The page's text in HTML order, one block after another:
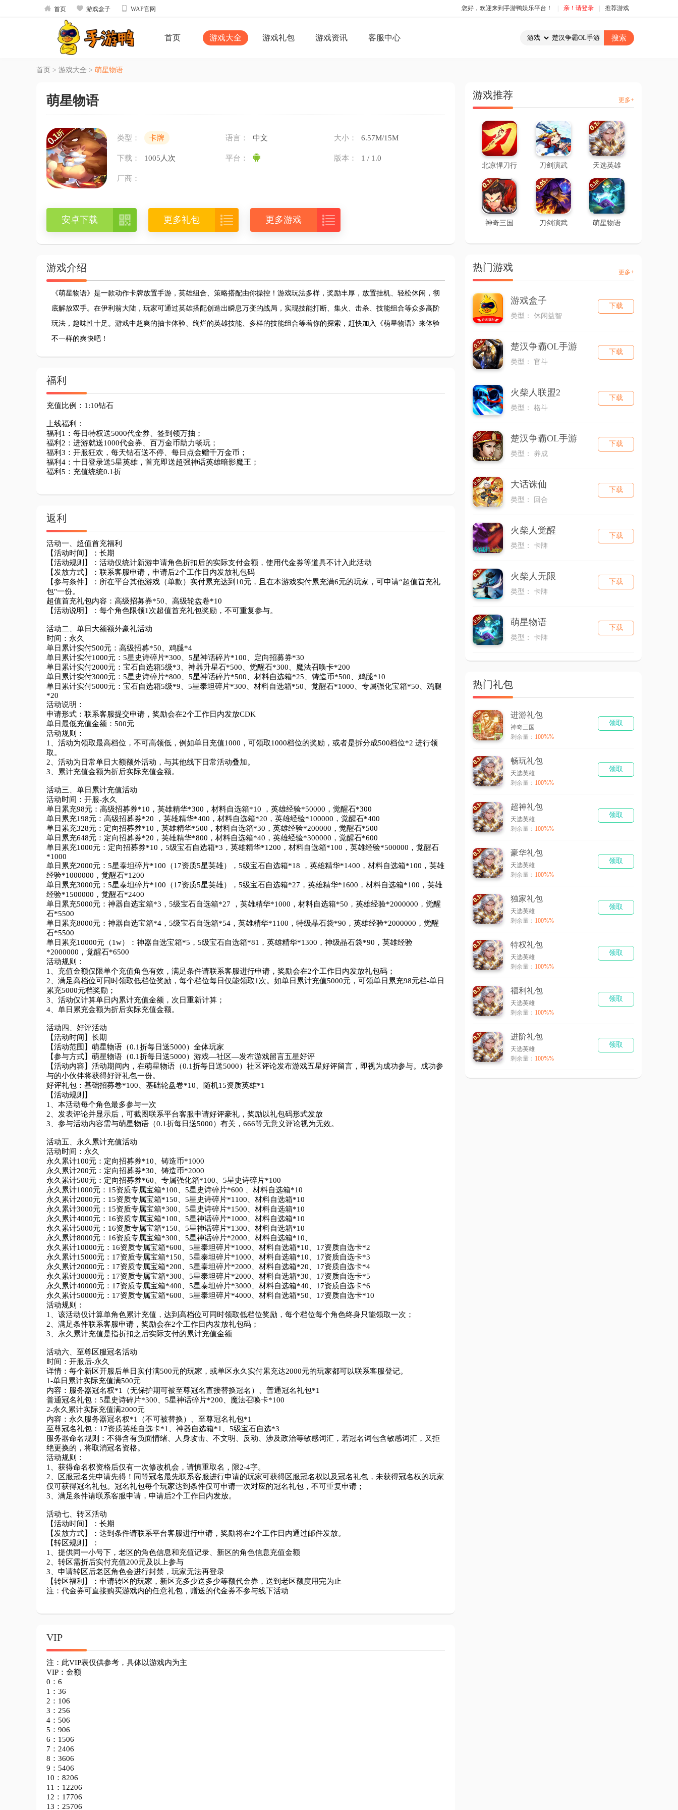
 首页  游戏盒子  WAP官网 您好，欢迎来到手游鸭娱乐平台！ 亲！请登录 推荐游戏
首页 游戏大全 游戏礼包 游戏资讯 客服中心
首页 > 游戏大全 > 萌星物语
萌星物语
类型： 卡牌 语言： 中文 大小： 6.57M/15M
下载： 1005人次 平台： 版本： 1 / 1.0
厂商：
安卓下载  更多礼包  更多游戏 
游戏介绍
《萌星物语》是一款动作卡牌放置手游，英雄组合、策略搭配由你操控！游戏玩法多样，奖励丰厚，放置挂机、轻松休闲，彻
底解放双手。在伊利翁大陆，玩家可通过英雄搭配创造出瞬息万变的战局，实现技能打断、集火、击杀、技能组合等众多高阶
玩法，趣味性十足。游戏中超爽的抽卡体验、绚烂的英雄技能、多样的技能组合等着你的探索，赶快加入《萌星物语》来体验
不一样的爽快吧！
福利
充值比例：1:10钻石
上线福利：
福利1：每日特权送5000代金券、签到领万抽；
福利2：进游就送1000代金券、百万金币助力畅玩；
福利3：开服狂欢，每天钻石送不停、每日点金赠千万金币；
福利4：十日登录送5星英雄，首充即送超强神话英雄暗影魔王；
福利5：充值统统0.1折
返利
活动一、超值首充福利
【活动时间】：长期
【活动规则】：活动仅统计新游申请角色折扣后的实际支付金额，使用代金券等道具不计入此活动
【发放方式】：联系客服申请，申请后2个工作日内发放礼包码
【参与条件】：所在平台其他游戏（单款）实付累充达到10元，且在本游戏实付累充满6元的玩家，可申请“超值首充礼
包"一份。
超值首充礼包内容：高级招募券*50、高级轮盘卷*10
【活动说明】：每个角色限领1次超值首充礼包奖励，不可重复参与。
活动二、单日大额额外豪礼活动
时间：永久
单日累计实付500元：高级招募*50、鸡腿*4
单日累计实付1000元：5星史诗碎片*300、5星神话碎片*100、定向招募券*30
单日累计实付2000元：宝石自选箱5级*3、神器升星石*500、觉醒石*300、魔法召唤卡*200
单日累计实付3000元：5星史诗碎片*800、5星神话碎片*500、材料自选箱*25、铸造币*500、鸡腿*10
单日累计实付5000元：宝石自选箱5级*9、5星泰坦碎片*300、材料自选箱*50、觉醒石*1000、专属强化宝箱*50、鸡腿
*20
活动说明：
申请形式：联系客服提交申请，奖励会在2个工作日内发放CDK
单日最低充值金额：500元
活动规则：
1、活动为领取最高档位，不可高领低，例如单日充值1000，可领取1000档位的奖励，或者是拆分成500档位*2 进行领
取。
2、活动为日常单日大额额外活动，与其他线下日常活动叠加。
3、累计充值金额为折后实际充值金额。
活动三、单日累计充值活动
活动时间：开服-永久
单日累充98元：高级招募券*10，英雄精华*300，材料自选箱*10 ，英雄经验*50000，觉醒石*300
单日累充198元：高级招募券*20 ，英雄精华*400，材料自选箱*20，英雄经验*100000，觉醒石*400
单日累充328元：定向招募券*10，英雄精华*500，材料自选箱*30，英雄经验*200000，觉醒石*500
单日累充648元：定向招募券*20，英雄精华*800，材料自选箱*40，英雄经验*300000，觉醒石*600
单日累充1000元：定向招募券*10，5级宝石自选箱*3，英雄精华*1200，材料自选箱*100，英雄经验*500000，觉醒石
*1000
单日累充2000元：5星泰坦碎片*100（17资质5星英雄），5级宝石自选箱*18 ，英雄精华*1400，材料自选箱*100，英雄
经验*1000000，觉醒石*1200
单日累充3000元：5星泰坦碎片*100（17资质5星英雄），5级宝石自选箱*27，英雄精华*1600，材料自选箱*100，英雄
经验*1500000，觉醒石*2400
单日累充5000元：神器自选宝箱*3，5级宝石自选箱*27 ，英雄精华*1000，材料自选箱*50，英雄经验*2000000，觉醒
石*5500
单日累充8000元：神器自选宝箱*4，5级宝石自选箱*54，英雄精华*1100，特级晶石袋*90，英雄经验*2000000，觉醒
石*5500
单日累充10000元（1w）：神器自选宝箱*5，5级宝石自选箱*81，英雄精华*1300，神级晶石袋*90，英雄经验
*2000000，觉醒石*6500
活动规则：
1、充值金额仅限单个充值角色有效，满足条件请联系客服进行申请，奖励会在2个工作日内发放礼包码；
2、满足高档位可同时领取低档位奖励，每个档位每日仅能领取1次。如单日累计充值5000元，可领单日累充98元档-单日
累充5000元档奖励；
3、活动仅计算单日内累计充值金额，次日重新计算；
4、单日累充金额为折后实际充值金额。
活动四、好评活动
【活动时间】长期
【活动范围】萌星物语（0.1折每日送5000）全体玩家
【参与方式】萌星物语（0.1折每日送5000）游戏—社区—发布游戏留言五星好评
【活动内容】活动期间内，在萌星物语（0.1折每日送5000）社区评论发布游戏五星好评留言，即视为成功参与。成功参
与的小伙伴将获得好评礼包一份。
好评礼包：基础招募卷*100、基础轮盘卷*10、随机15资质英雄*1
【活动规则】
1、本活动每个角色最多参与一次
2、发表评论并显示后，可截图联系平台客服申请好评豪礼，奖励以礼包码形式发放
3、参与活动内容需与萌星物语（0.1折每日送5000）有关，666等无意义评论视为无效。
活动五、永久累计充值活动
活动时间：永久
永久累计100元：定向招募券*10、铸造币*1000
永久累计200元：定向招募券*30、铸造币*2000
永久累计500元：定向招募券*60、专属强化箱*100、5星史诗碎片*100
永久累计1000元：15资质专属宝箱*100、5星史诗碎片*600 、材料自选箱*10
永久累计2000元：15资质专属宝箱*150、5星史诗碎片*1100、材料自选箱*10
永久累计3000元：15资质专属宝箱*300、5星史诗碎片*1500、材料自选箱*10
永久累计4000元：16资质专属宝箱*100、5星神话碎片*1000、材料自选箱*10
永久累计5000元：16资质专属宝箱*150、5星神话碎片*1300、材料自选箱*10
永久累计8000元：16资质专属宝箱*300、5星神话碎片*2000、材料自选箱*10、
永久累计10000元：16资质专属宝箱*600、5星泰坦碎片*1000、材料自选箱*10、17资质自选卡*2
永久累计15000元：17资质专属宝箱*150、5星泰坦碎片*1000、材料自选箱*10、17资质自选卡*3
永久累计20000元：17资质专属宝箱*200、5星泰坦碎片*2000、材料自选箱*20、17资质自选卡*4
永久累计30000元：17资质专属宝箱*300、5星泰坦碎片*2000、材料自选箱*30、17资质自选卡*5
永久累计40000元：17资质专属宝箱*400、5星泰坦碎片*3000、材料自选箱*40、17资质自选卡*6
永久累计50000元：17资质专属宝箱*600、5星泰坦碎片*4000、材料自选箱*50、17资质自选卡*10
活动规则：
1、该活动仅计算单角色累计充值，达到高档位可同时领取低档位奖励，每个档位每个角色终身只能领取一次；
2、满足条件联系客服申请，奖励会在2个工作日内发放礼包码；
3、永久累计充值是指折扣之后实际支付的累计充值金额
活动六、至尊区服冠名活动
时间：开服后-永久
详情：每个新区开服后单日实付满500元的玩家，或单区永久实付累充达2000元的玩家都可以联系客服登记。
1-单日累计实际充值满500元
内容：服务器冠名权*1（无保护期可被至尊冠名直接替换冠名）、普通冠名礼包*1
普通冠名礼包：5星史诗碎片*300、5星神话碎片*200、魔法召唤卡*100
2-永久累计实际充值满2000元
内容：永久服务器冠名权*1（不可被替换）、至尊冠名礼包*1
至尊冠名礼包：17资质英雄自选卡*1、神器自选箱*1、5级宝石自选*3
服务器命名规则：不得含有负面情绪、人身攻击、不文明、反动、涉及政治等敏感词汇，若冠名词包含敏感词汇，又拒
绝更换的，将取消冠名资格。
活动规则：
1、获得命名权资格后仅有一次修改机会，请慎重取名，限2-4字。
2、区服冠名先申请先得！同等冠名最先联系客服进行申请的玩家可获得区服冠名权以及冠名礼包，未获得冠名权的玩家
仅可获得冠名礼包。冠名礼包每个玩家达到条件仅可申请一次对应的冠名礼包，不可重复申请；
3、满足条件请联系客服申请，申请后2个工作日内发放。
活动七、转区活动
【活动时间】：长期
【发放方式】：达到条件请联系平台客服进行申请，奖励将在2个工作日内通过邮件发放。
【转区规则】：
1、提供同一小号下，老区的角色信息和充值记录、新区的角色信息充值金额
2、转区需折后实付充值200元及以上参与
3、申请转区后老区角色会进行封禁，玩家无法再登录
【转区福利】：申请转区的玩家，新区充多少送多少等额代金券，送到老区额度用完为止
注：代金券可直接购买游戏内的任意礼包，赠送的代金券不参与线下活动
VIP
注：此VIP表仅供参考，具体以游戏内为主
VIP：金额
0：6
1：36
2：106
3：256
4：506
5：906
6：1506
7：2406
8：3606
9：5406
10：8206
11：12206
12：17706
13：25706
游戏推荐 更多+
北凉悍刀行 刀剑演武 天选英雄
神奇三国 刀剑演武 萌星物语
热门游戏 更多+
游戏盒子
类型： 休闲益智
下载
楚汉争霸OL手游
类型： 官斗
下载
火柴人联盟2
类型： 格斗
下载
楚汉争霸OL手游
类型： 养成
下载
大话诛仙
类型： 回合
下载
火柴人觉醒
类型： 卡牌
下载
火柴人无限
类型： 卡牌
下载
萌星物语
类型： 卡牌
下载
热门礼包
进游礼包
神奇三国
剩余量： 100%%
领取
畅玩礼包
天选英雄
剩余量： 100%%
领取
超神礼包
天选英雄
剩余量： 100%%
领取
豪华礼包
天选英雄
剩余量： 100%%
领取
独家礼包
天选英雄
剩余量： 100%%
领取
特权礼包
天选英雄
剩余量： 100%%
领取
福利礼包
天选英雄
剩余量： 100%%
领取
进阶礼包
天选英雄
剩余量： 100%%
领取